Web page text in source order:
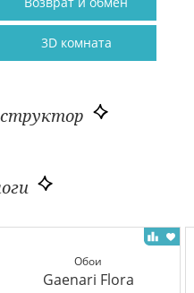
3D комната
Обои
Gaenari Flora